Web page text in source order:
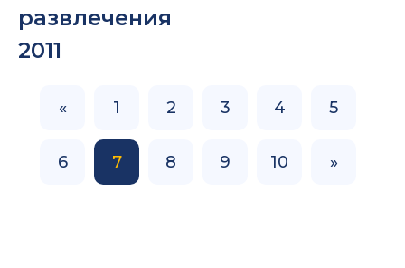
развлечения
2011
« 1 2 3 4 5
6 7 8 9 10 »